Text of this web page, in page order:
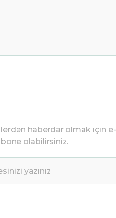
haberdar olmak için e-
olabilirsiniz.